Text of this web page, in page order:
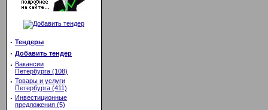
· Тендеры
· Добавить тендер
· Вакансии
Петербурга (108)
· Товары и услуги
Петербурга (411)
· Инвестиционные
предложения (5)